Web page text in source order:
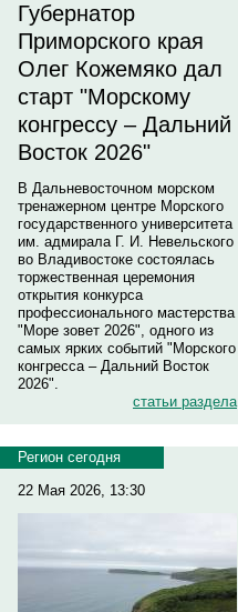
Губернатор
Приморского края
Олег Кожемяко дал
старт "Морскому
конгрессу – Дальний
Восток 2026"
В Дальневосточном морском
тренажерном центре Морского
государственного университета
им. адмирала Г. И. Невельского
во Владивостоке состоялась
торжественная церемония
открытия конкурса
профессионального мастерства
"Море зовет 2026", одного из
самых ярких событий "Морского
конгресса – Дальний Восток
2026".
статьи раздела
Регион сегодня
22 Мая 2026, 13:30